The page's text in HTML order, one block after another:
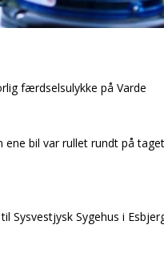
færdselsulykke på Varde
bil var rullet rundt på
Sysvestjysk Sygehus i